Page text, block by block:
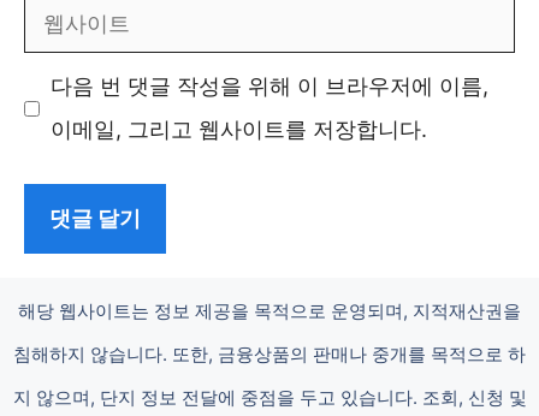
사
이
다음 번 댓글 작성을 위해 이 브라우저에 이름,
이메일, 그리고 웹사이트를 저장합니다.
해당 웹사이트는 정보 제공을 목적으로 운영되며, 지적재산권을
침해하지 않습니다. 또한, 금융상품의 판매나 중개를 목적으로 하
지 않으며, 단지 정보 전달에 중점을 두고 있습니다. 조회, 신청 및